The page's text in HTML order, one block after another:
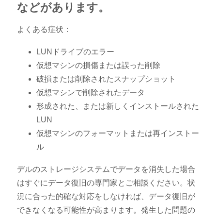
などがあります。
よくある症状：
LUNドライブのエラー
仮想マシンの損傷または誤った削除
破損または削除されたスナップショット
仮想マシンで削除されたデータ
形成された、または新しくインストールされた
LUN
仮想マシンのフォーマットまたは再インストー
ル
デルのストレージシステムでデータを消失した場合
はすぐにデータ復旧の専門家とご相談ください。状
況に合った的確な対応をしなければ、データ復旧が
できなくなる可能性が高まります。発生した問題の